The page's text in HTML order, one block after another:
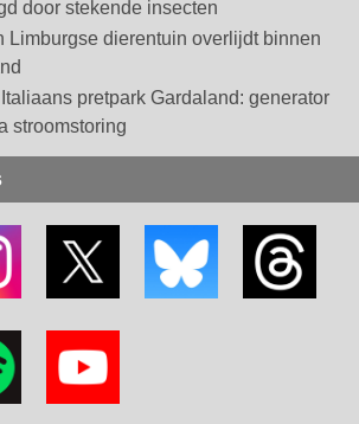
door stekende insecten
Limburgse dierentuin overlijdt binnen
pretpark Gardaland: generator
stroomstoring